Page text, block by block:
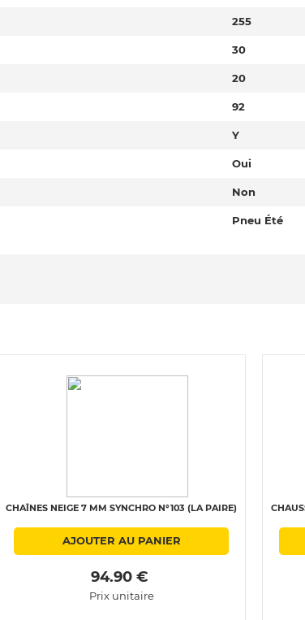
255
30
20
92
Y
Oui
Non
Pneu Été
CHAÎNES NEIGE 7 MM SYNCHRO N°103 (LA PAIRE)
AJOUTER AU PANIER
94.90 €
Prix unitaire